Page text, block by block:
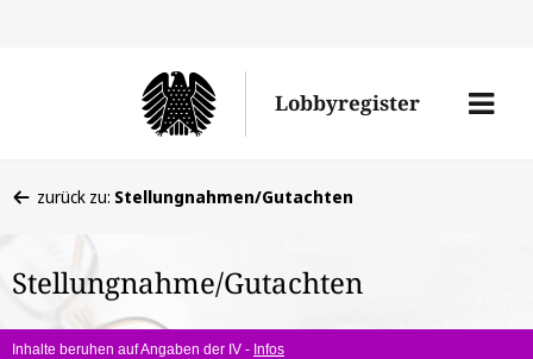
Lobbyregister
Menü
befinden
hier:
zurück zu: Stellungnahmen/Gutachten
Stellungnahme/Gutachten
Inhalte beruhen auf Angaben der IV - Infos